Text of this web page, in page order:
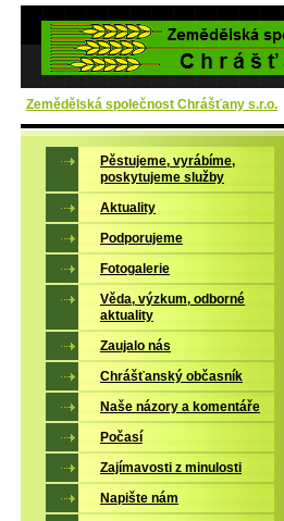
Zemědělská společnost Chrášťany s.r.o.
Pěstujeme, vyrábíme,
poskytujeme služby
Aktuality
Podporujeme
Fotogalerie
Věda, výzkum, odborné
aktuality
Zaujalo nás
Chrášťanský občasník
Naše názory a komentáře
Počasí
Zajímavosti z minulosti
Napište nám